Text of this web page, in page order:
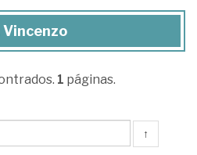
Vincenzo
1 páginas.
↑